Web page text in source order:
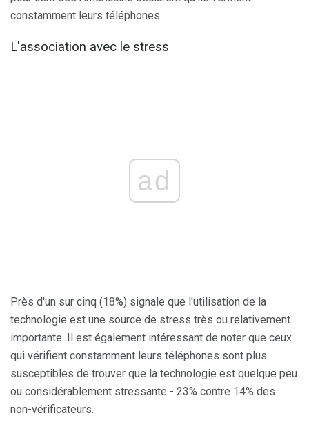
constamment leurs téléphones.
L'association avec le stress
ad
Près d'un sur cinq (18%) signale que l'utilisation de la
technologie est une source de stress très ou relativement
importante. Il est également intéressant de noter que ceux
qui vérifient constamment leurs téléphones sont plus
susceptibles de trouver que la technologie est quelque peu
ou considérablement stressante - 23% contre 14% des
non-vérificateurs.